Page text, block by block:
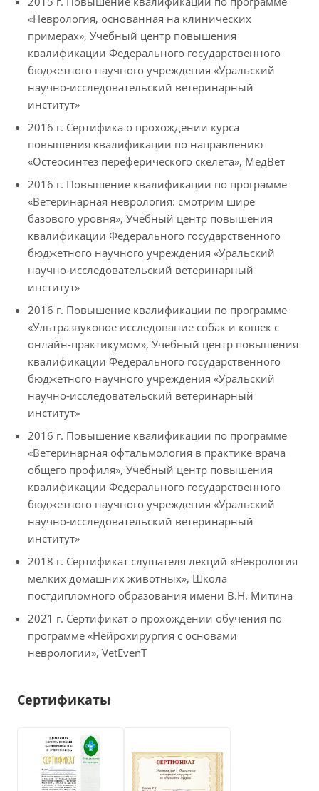
«Неврология, основанная на клинических
примерах», Учебный центр повышения
квалификации Федерального государственного
бюджетного научного учреждения «Уральский
научно-исследовательский ветеринарный
институт»
2016 г. Сертифика о прохождении курса
повышения квалификации по направлению
«Остеосинтез переферического скелета», МедВет
2016 г. Повышение квалификации по программе
«Ветеринарная неврология: смотрим шире
базового уровня», Учебный центр повышения
квалификации Федерального государственного
бюджетного научного учреждения «Уральский
научно-исследовательский ветеринарный
институт»
2016 г. Повышение квалификации по программе
«Ультразвуковое исследование собак и кошек с
онлайн-практикумом», Учебный центр повышения
квалификации Федерального государственного
бюджетного научного учреждения «Уральский
научно-исследовательский ветеринарный
институт»
2016 г. Повышение квалификации по программе
«Ветеринарная офтальмология в практике врача
общего профиля», Учебный центр повышения
квалификации Федерального государственного
бюджетного научного учреждения «Уральский
научно-исследовательский ветеринарный
институт»
2018 г. Сертификат слушателя лекций «Неврология
мелких домашних животных», Школа
постдипломного образования имени В.Н. Митина
2021 г. Сертификат о прохождении обучения по
программе «Нейрохирургия с основами
неврологии», VetEvenT
Сертификаты